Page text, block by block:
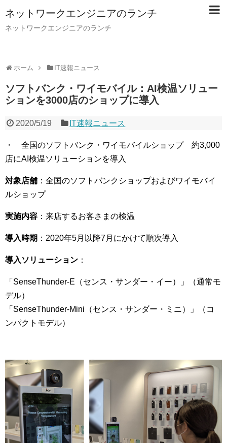
ネットワークエンジニアのランチ
ネットワークエンジニアのランチ
ホーム IT速報ニュース
ソフトバンク・ワイモバイル：AI検温ソリュー
ションを3000店のショップに導入
2020/5/19 IT速報ニュース
・ 全国のソフトバンク・ワイモバイルショップ 約3,000
店にAI検温ソリューションを導入
対象店舗 ：全国のソフトバンクショップおよびワイモバイ
ルショップ
実施内容 ：来店するお客さまの検温
導入時期 ：2020年5月以降7月にかけて順次導入
導入ソリューション ：
「SenseThunder-E（センス・サンダー・イー）」（通常モ
デル）
「SenseThunder-Mini（センス・サンダー・ミニ）」（コ
ンパクトモデル）